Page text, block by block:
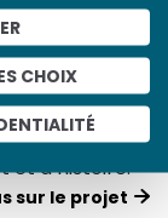
CHOIX
d’hier, c’est
site qui
mais
et d’histoire.
sur le projet